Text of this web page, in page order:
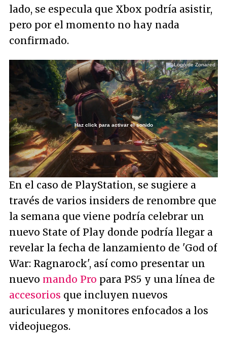
lado, se especula que Xbox podría asistir,
pero por el momento no hay nada
confirmado.
Unmute /
Loaded:
28.51%
Haz click para activar el sonido
En el caso de PlayStation, se sugiere a
través de varios insiders de renombre que
la semana que viene podría celebrar un
nuevo State of Play donde podría llegar a
revelar la fecha de lanzamiento de 'God of
War: Ragnarock', así como presentar un
nuevo mando Pro para PS5 y una línea de
accesorios que incluyen nuevos
auriculares y monitores enfocados a los
videojuegos.